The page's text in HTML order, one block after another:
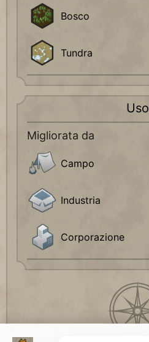
Bosco
Tundra
Uso
Migliorata da
Campo
Industria
Corporazione